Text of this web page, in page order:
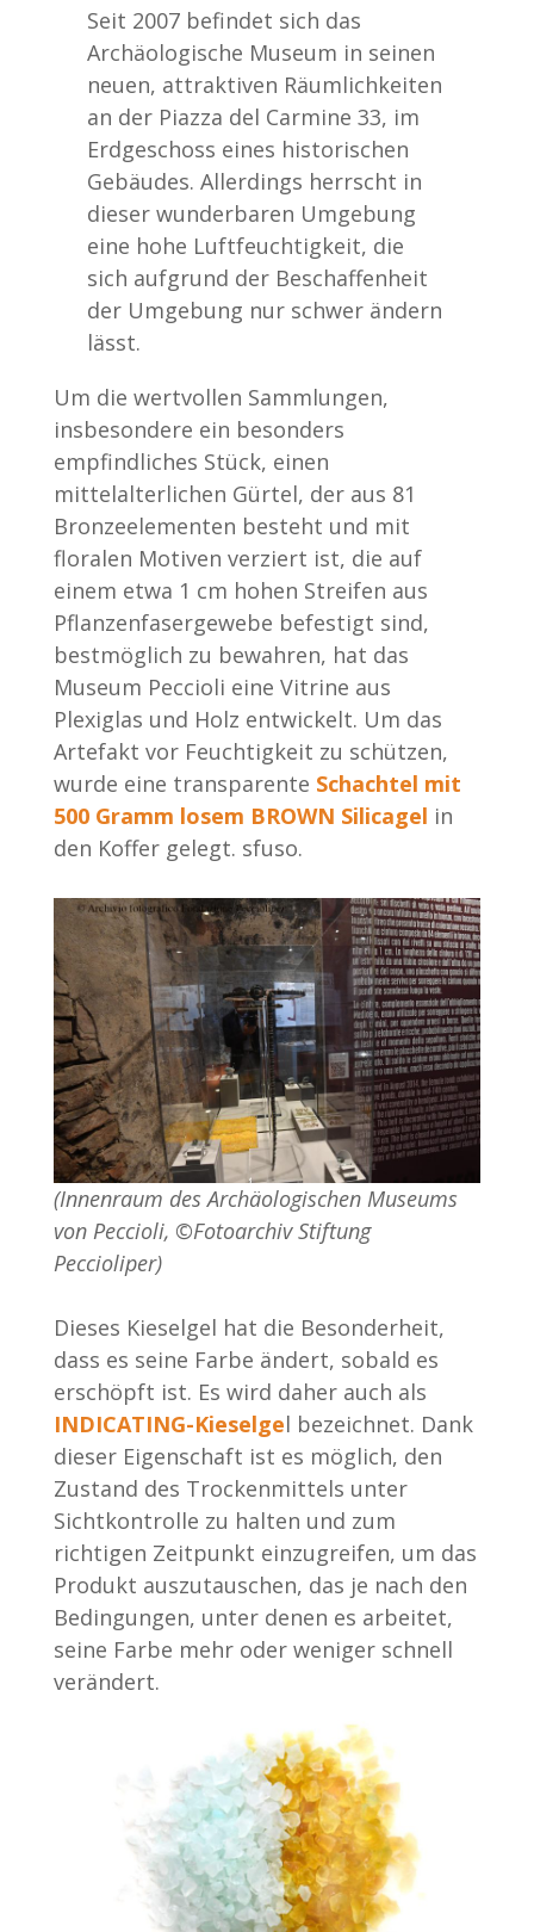
Seit 2007 befindet sich das
Archäologische Museum in seinen
neuen, attraktiven Räumlichkeiten
an der Piazza del Carmine 33, im
Erdgeschoss eines historischen
Gebäudes. Allerdings herrscht in
dieser wunderbaren Umgebung
eine hohe Luftfeuchtigkeit, die
sich aufgrund der Beschaffenheit
der Umgebung nur schwer ändern
lässt.
Um die wertvollen Sammlungen,
insbesondere ein besonders
empfindliches Stück, einen
mittelalterlichen Gürtel, der aus 81
Bronzeelementen besteht und mit
floralen Motiven verziert ist, die auf
einem etwa 1 cm hohen Streifen aus
Pflanzenfasergewebe befestigt sind,
bestmöglich zu bewahren, hat das
Museum Peccioli eine Vitrine aus
Plexiglas und Holz entwickelt. Um das
Artefakt vor Feuchtigkeit zu schützen,
wurde eine transparente Schachtel mit
500 Gramm losem BROWN Silicagel in
den Koffer gelegt. sfuso.
(Innenraum des Archäologischen Museums
von Peccioli, ©Fotoarchiv Stiftung
Peccioliper)
Dieses Kieselgel hat die Besonderheit,
dass es seine Farbe ändert, sobald es
erschöpft ist. Es wird daher auch als
INDICATING-Kieselgel bezeichnet. Dank
dieser Eigenschaft ist es möglich, den
Zustand des Trockenmittels unter
Sichtkontrolle zu halten und zum
richtigen Zeitpunkt einzugreifen, um das
Produkt auszutauschen, das je nach den
Bedingungen, unter denen es arbeitet,
seine Farbe mehr oder weniger schnell
verändert.